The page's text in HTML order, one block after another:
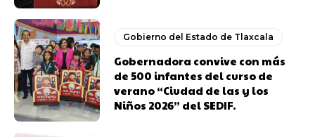
Gobierno del Estado de Tlaxcala
Gobernadora convive con más
de 500 infantes del curso de
verano “Ciudad de las y los
Niños 2026” del SEDIF.